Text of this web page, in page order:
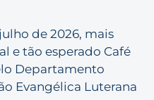
de 2026, mais
e tão esperado Café
Departamento
Evangélica Luterana